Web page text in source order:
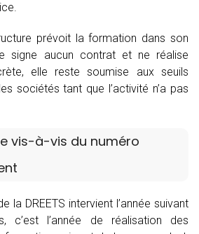
prévoit la formation dans son
signe aucun contrat et ne réalise
elle reste soumise aux seuils
sociétés tant que l’activité n’a pas
vis-à-vis du numéro
la DREETS intervient l’année suivant
c’est l’année de réalisation des